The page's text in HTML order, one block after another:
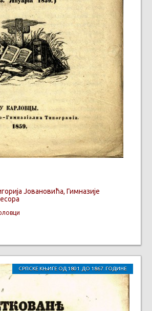
Јовановића, Гимназије
СРПСКЕ КЊИГЕ ОД 1801. ДО 1867. ГОДИНЕ